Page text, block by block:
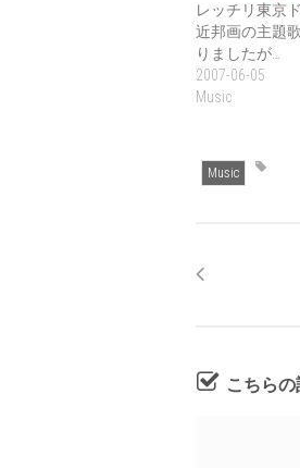
レッチリ東京
近邦画の主題
りましたが…
2007-06-05
Music
Music
こちら